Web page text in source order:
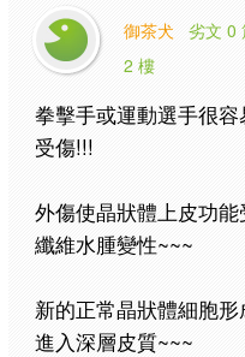
御茶犬 劣文 0
2 樓
拳擊手或運動選手很
受傷!!!
外傷使晶狀體上皮功
纖維水腫變性~~~
新的正常晶狀體細胞
進入深層皮質~~~